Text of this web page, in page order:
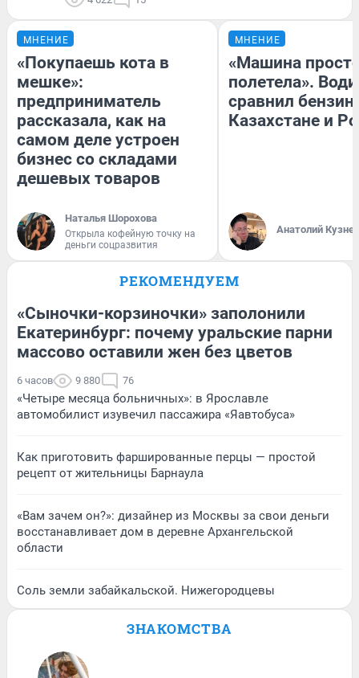
МНЕНИЕ
«Покупаешь кота в
мешке»:
предприниматель
рассказала, как на
самом деле устроен
бизнес со складами
дешевых товаров
Наталья Шорохова
Открыла кофейную точку на
деньги соцразвития
МНЕНИЕ
«Машина
полетела».
сравнил бензин
Казахстане и
Анатолий
РЕКОМЕНДУЕМ
«Сыночки-корзиночки» заполонили
Екатеринбург: почему уральские парни
массово оставили жен без цветов
6 часов 9 880 76
«Четыре месяца больничных»: в Ярославле
автомобилист изувечил пассажира «Яавтобуса»
Как приготовить фаршированные перцы — простой
рецепт от жительницы Барнаула
«Вам зачем он?»: дизайнер из Москвы за свои деньги
восстанавливает дом в деревне Архангельской
области
Соль земли забайкальской. Нижегородцевы
ЗНАКОМСТВА